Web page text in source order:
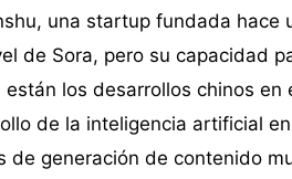
una startup fundada hace
de Sora, pero su capacidad
los desarrollos chinos
de la inteligencia artificial
de generación de contenido